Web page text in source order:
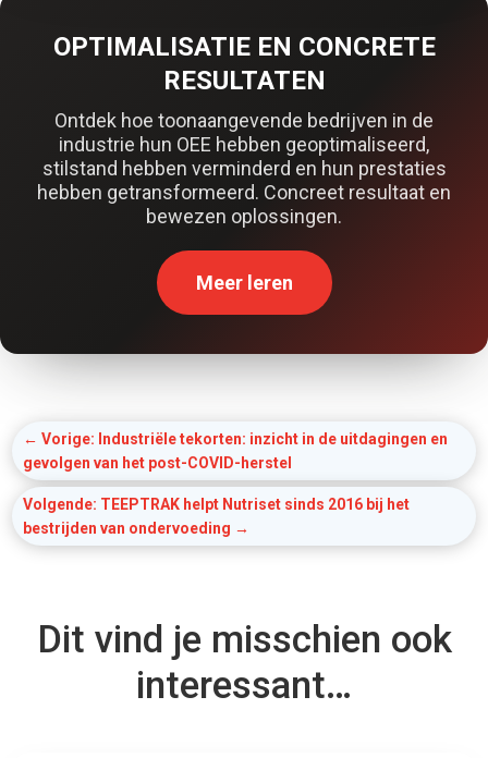
OPTIMALISATIE EN CONCRETE
RESULTATEN
Ontdek hoe toonaangevende bedrijven in de
industrie hun OEE hebben geoptimaliseerd,
stilstand hebben verminderd en hun prestaties
hebben getransformeerd. Concreet resultaat en
bewezen oplossingen.
Meer leren
←Vorige: Industriële tekorten: inzicht in de uitdagingen en
gevolgen van het post-COVID-herstel
Volgende: TEEPTRAK helpt Nutriset sinds 2016 bij het
bestrijden van ondervoeding →
Dit vind je misschien ook
interessant…